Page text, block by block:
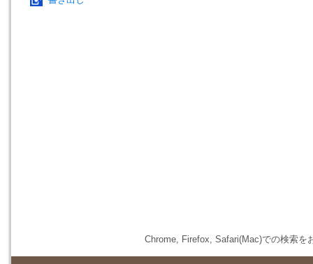
Chrome, Firefox, Safari(Mac)での検索を